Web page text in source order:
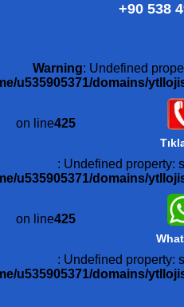
+90 538
Warning: Undefined
u535905371/domains/
on line425
: Undefined property:
u535905371/domains/
on line425
: Undefined property:
u535905371/domains/